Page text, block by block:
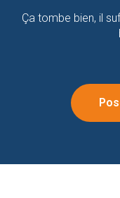
Ça tombe bien, il